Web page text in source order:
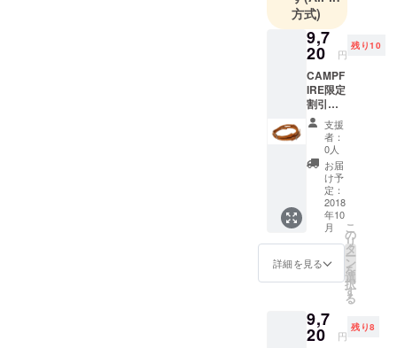
で、
新たな価値
を創造して
信していく
のが「中宮
虎熊商店」
です。
方式)
9,7
20 円
残り10
CAMPF
IRE限定
割引
25％OF
F 栃木
レザー
本革カ
メラ
ネック
スト
ラップ
８本丸
編み平
編み
【送料
無料】
ラル
支援
者：
0人
お届
け予
定：
2018
年10
月
詳細を見る
こ
の
リ
タ
ー
ン
を
選
択
す
る
9,7
20 円
残り8